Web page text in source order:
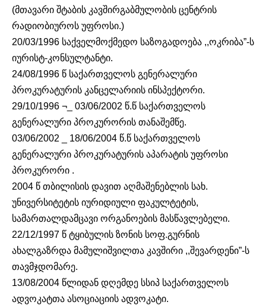
(მთავარი შტაბის კავშირგაბმულობის ცენტრის
რადიობიუროს უფროსი.)
20/03/1996 საქველმოქმედო საზოგადოება ,,ოკრიბა”-ს
იურისტ-კონსულტანტი.
24/08/1996 წ საქართველოს გენერალური
პროკურატურის კანცელარიის ინსპექტორი.
29/10/1996 ¬_ 03/06/2002 წ.წ საქართველოს
გენერალური პროკურორის თანაშემწე.
03/06/2002 _ 18/06/2004 წ.წ საქართველოს
გენერალური პროკურატურის აპარატის უფროსი
პროკურორი .
2004 წ თბილისის დავით აღმაშენებლის სახ.
უნივერსიტეტის იურიდიული ფაკულტეტის,
სამართალდამცავი ორგანოების მასწავლებელი.
22/12/1997 წ ტყიბულის ზონის სოფ.გურნის
ახალგაზრდა მამულიშვილთა კავშირი ,,შევარდენი”-ს
თავმჯდომარე.
13/08/2004 წლიდან დღემდე სსიპ საქართველოს
ადვოკატთა ასოციაციის ადვოკატი.